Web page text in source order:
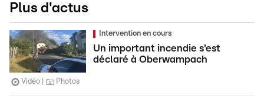
Plus d'actus
Intervention en cours
Un important incendie s'est
déclaré à Oberwampach
Vidéo Photos